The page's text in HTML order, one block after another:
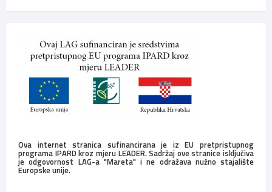
Ova internet stranica sufinancirana je iz EU pretpristupnog
programa IPARD kroz mjeru LEADER. Sadržaj ove stranice isključiva
je odgovornost LAG-a "Mareta" i ne odražava nužno stajalište
Europske unije.